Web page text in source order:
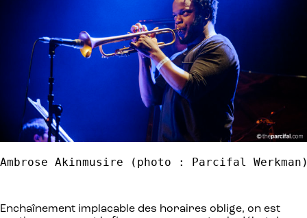
Ambrose Akinmusire (photo : Parcifal
Enchaînement implacable des horaires oblige, on est